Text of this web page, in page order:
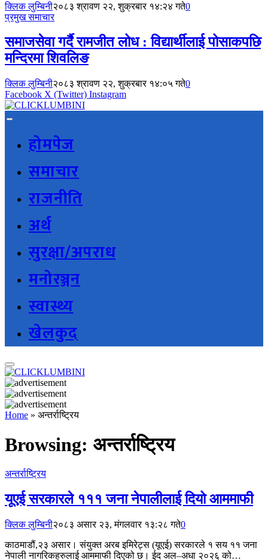
क्लिक लुम्बिनी२०८३ श्रावण २२, शुक्रबार १४:२४ गते0
प्रमुख समाचार
समाजसेवा गर्दै रामजीत लोध : विद्यार्थीलाई पोसाकपछि
मन्दिरमा शिवलिङ
क्लिक लुम्बिनी२०८३ श्रावण २२, शुक्रबार १४:०५ गते0
Facebook X (Twitter) Instagram
होमपेज
समाचार
राजनीति
अर्थ
सुरक्षा/अपराध
मनोरञ्जन
स्वास्थ्य
खेलकुद
Home » अन्तर्राष्ट्रिय
Browsing: अन्तर्राष्ट्रिय
अन्तर्राष्ट्रिय
यूएई सरकारले १११ जना नेपालीलाई दियो आममाफी
क्लिक लुम्बिनी२०८३ असार २३, मंगलवार १३:२८ गते0
काठमाडौं,२३ असार। संयुक्त अरब इमिरेट्स (यूएई) सरकारले १ सय ११ जना
नेपाली नागरिकहरुलाई आममाफी दिएको छ। ईद अल–अधा २०२६ को…